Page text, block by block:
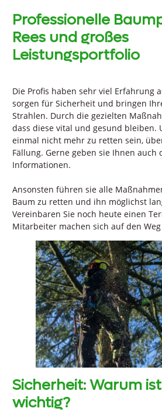
Professionelle
Rees und großes
Leistungsportfolio
Die Profis haben sehr viel Erfahrung
sorgen für Sicherheit und bringen
Strahlen. Durch die gezielten
dass diese vital und gesund bleiben.
einmal nicht mehr zu retten sein,
Fällung. Gerne geben sie Ihnen auch
Informationen.
Ansonsten führen sie alle
Baum zu retten und ihn möglichst
Vereinbaren Sie noch heute einen
Mitarbeiter machen sich auf den
Sicherheit: Warum
wichtig?